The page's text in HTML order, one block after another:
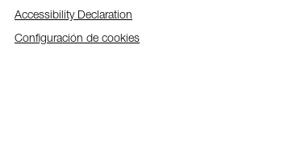
Accessibility Declaration
Configuración de cookies